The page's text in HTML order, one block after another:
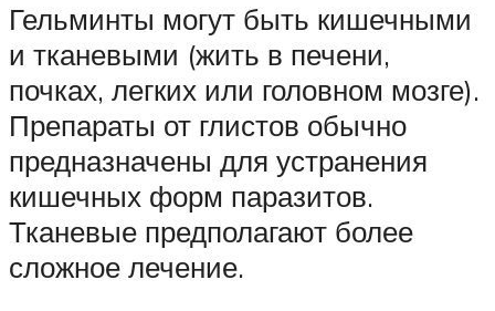
Гельминты могут быть кишечными
и тканевыми (жить в печени,
почках, легких или головном мозге).
Препараты от глистов обычно
предназначены для устранения
кишечных форм паразитов.
Тканевые предполагают более
сложное лечение.